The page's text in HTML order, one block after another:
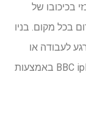
בכיכובו של
בכל מקום. בניו
לעבודה או
לחופשה אתה יכול לתפוס את ההצגה ב- BBC iplayer באמצעות